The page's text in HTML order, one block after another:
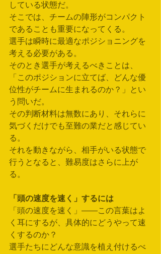
している状態だ。
そこでは、チームの陣形がコンパクト
であることも重要になってくる。
選手は瞬時に最適なポジショニングを
考える必要がある。
そのとき選手が考えるべきことは、
「このポジションに立てば、どんな優
位性がチームに生まれるのか？」とい
う問いだ。
その判断材料は無数にあり、それらに
気づくだけでも至難の業だと感じてい
る。
それを動きながら、相手がいる状態で
行うとなると、難易度はさらに上が
る。
「頭の速度を速く」するには
「頭の速度を速く」——この言葉はよ
く耳にするが、具体的にどうやって速
くするのか？
選手たちにどんな意識を植え付けるべ